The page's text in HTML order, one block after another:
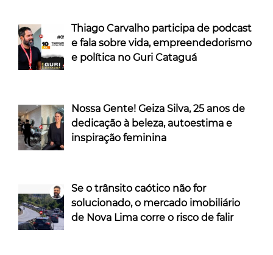
Thiago Carvalho participa de podcast
e fala sobre vida, empreendedorismo
e política no Guri Cataguá
Nossa Gente! Geiza Silva, 25 anos de
dedicação à beleza, autoestima e
inspiração feminina
Se o trânsito caótico não for
solucionado, o mercado imobiliário
de Nova Lima corre o risco de falir